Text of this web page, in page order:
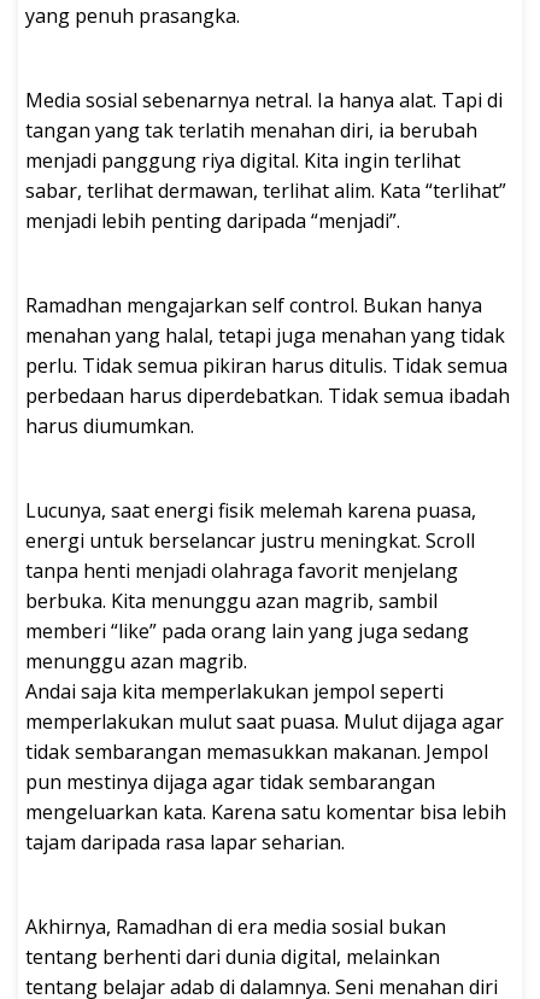
yang penuh prasangka.
Media sosial sebenarnya netral. Ia hanya alat. Tapi di
tangan yang tak terlatih menahan diri, ia berubah
menjadi panggung riya digital. Kita ingin terlihat
sabar, terlihat dermawan, terlihat alim. Kata “terlihat”
menjadi lebih penting daripada “menjadi”.
Ramadhan mengajarkan self control. Bukan hanya
menahan yang halal, tetapi juga menahan yang tidak
perlu. Tidak semua pikiran harus ditulis. Tidak semua
perbedaan harus diperdebatkan. Tidak semua ibadah
harus diumumkan.
Lucunya, saat energi fisik melemah karena puasa,
energi untuk berselancar justru meningkat. Scroll
tanpa henti menjadi olahraga favorit menjelang
berbuka. Kita menunggu azan magrib, sambil
memberi “like” pada orang lain yang juga sedang
menunggu azan magrib.
Andai saja kita memperlakukan jempol seperti
memperlakukan mulut saat puasa. Mulut dijaga agar
tidak sembarangan memasukkan makanan. Jempol
pun mestinya dijaga agar tidak sembarangan
mengeluarkan kata. Karena satu komentar bisa lebih
tajam daripada rasa lapar seharian.
Akhirnya, Ramadhan di era media sosial bukan
tentang berhenti dari dunia digital, melainkan
tentang belajar adab di dalamnya. Seni menahan diri